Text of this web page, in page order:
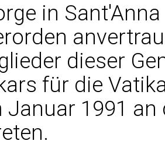
in
dieser
für die
1991